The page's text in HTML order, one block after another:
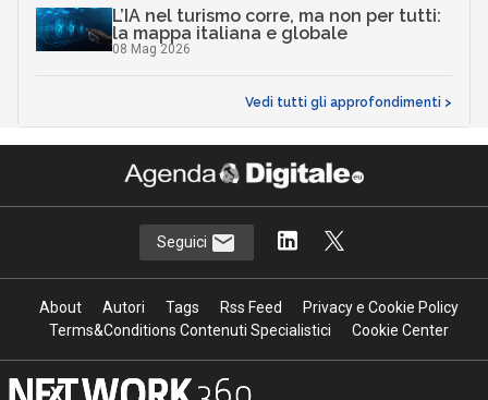
L’IA nel turismo corre, ma non per tutti:
la mappa italiana e globale
08 Mag 2026
Vedi tutti gli approfondimenti >
Seguici
About Autori Tags Rss Feed
Privacy e Cookie Policy
Terms&Conditions Contenuti Specialistici
Cookie Center